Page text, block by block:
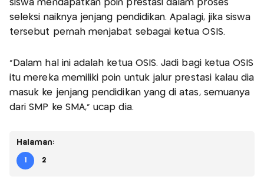
siswa mendapatkan poin prestasi dalam proses
seleksi naiknya jenjang pendidikan. Apalagi, jika siswa
tersebut pernah menjabat sebagai ketua OSIS.
“Dalam hal ini adalah ketua OSIS. Jadi bagi ketua OSIS
itu mereka memiliki poin untuk jalur prestasi kalau dia
masuk ke jenjang pendidikan yang di atas, semuanya
dari SMP ke SMA,” ucap dia.
Halaman:
1 2